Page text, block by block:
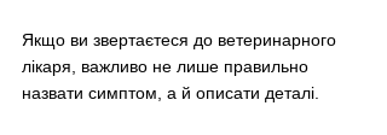
Якщо ви звертаєтеся до ветеринарного
лікаря, важливо не лише правильно
назвати симптом, а й описати деталі.